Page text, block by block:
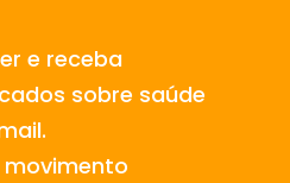
e receba
sobre saúde